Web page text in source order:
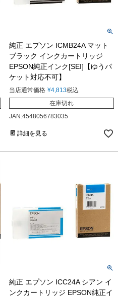
純正 エプソン ICMB24A マット
ブラック インクカートリッジ
EPSON純正インク[SEI]【ゆうパ
ケット対応不可】
当店通常価格 ¥4,813税込
在庫切れ
JAN:4548056783035
詳細を見る
純正 エプソン ICC24A シアン イ
ンクカートリッジ EPSON純正イ